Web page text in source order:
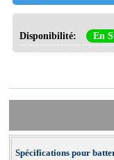
Disponibilité: En
Spécifications pour